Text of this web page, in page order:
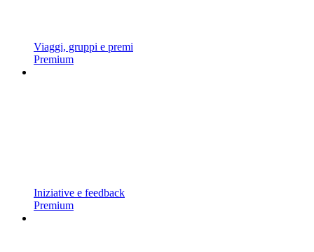
Viaggi, gruppi e premi
Premium
Iniziative e feedback
Premium